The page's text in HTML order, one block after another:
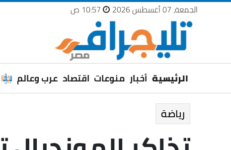
الجمعة، 07 أغسطس 2026
الرئيسية أخبار منوعات اقتصاد عرب وعالم
رياضة